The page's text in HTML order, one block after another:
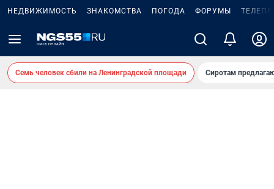
НЕДВИЖИМОСТЬ ЗНАКОМСТВА ПОГОДА ФОРУМЫ
Семь человек сбили на Ленинградской площади Сиротам